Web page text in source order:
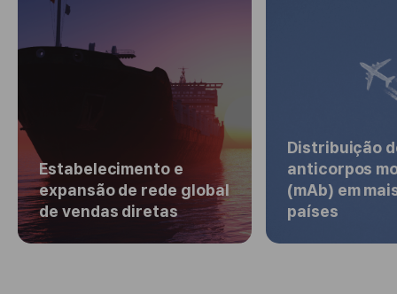
Estabelecimento e
expansão de rede global
de vendas diretas
Distribuição
anticorpos
(mAb) em
países